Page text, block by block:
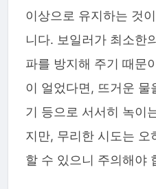
이상으로 유지하는 것
니다. 보일러가 최소한
파를 방지해 주기 때문
이 얼었다면, 뜨거운 물
기 등으로 서서히 녹이
지만, 무리한 시도는
할 수 있으니 주의해야